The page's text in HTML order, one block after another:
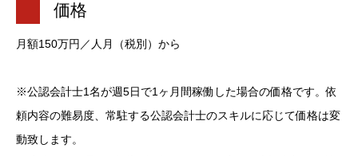
価格
月額150万円／人月（税別）から
※公認会計士1名が週5日で1ヶ月間稼働した場合の価格です。依
頼内容の難易度、常駐する公認会計士のスキルに応じて価格は変
動致します。